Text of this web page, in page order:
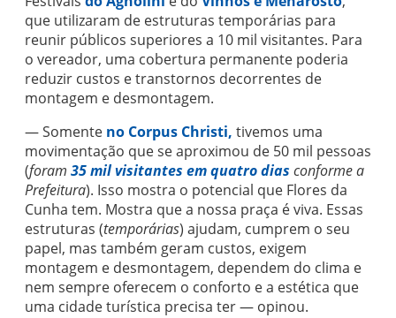
que utilizaram de estruturas temporárias para
reunir públicos superiores a 10 mil visitantes. Para
o vereador, uma cobertura permanente poderia
reduzir custos e transtornos decorrentes de
montagem e desmontagem.
— Somente no Corpus Christi, tivemos uma
movimentação que se aproximou de 50 mil pessoas
(foram 35 mil visitantes em quatro dias conforme a
Prefeitura). Isso mostra o potencial que Flores da
Cunha tem. Mostra que a nossa praça é viva. Essas
estruturas (temporárias) ajudam, cumprem o seu
papel, mas também geram custos, exigem
montagem e desmontagem, dependem do clima e
nem sempre oferecem o conforto e a estética que
uma cidade turística precisa ter — opinou.